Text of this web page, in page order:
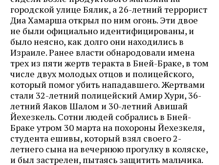
городской улице Бялик, а 26-летний террорист
Диа Хамарша открыл по ним огонь. Эти двое
не были официально идентифицированы, и
было неясно, как долго они находились в
Израиле. Ранее власти обнародовали имена
трех из пяти жертв теракта в Бней-Браке, в том
числе двух молодых отцов и полицейского,
который помог убить нападавшего. Жертвами
стали 32-летний полицейский Амир Хури, 36-
летний Яаков Шалом и 30-летний Авишай
Йехезкель. Сотни людей собрались в Бней-
Браке утром 30 марта на похороны Йехезкеля,
студента ешивы, который взял своего 2-
летнего сына на вечернюю прогулку в коляске,
и был застрелен, пытаясь защитить мальчика.